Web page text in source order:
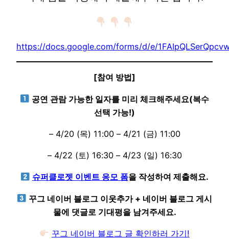
https://docs.google.com/forms/d/e/
[참여 방법]
공연 관람 가능한 일자를 미리 체크해주세요(복수
선택 가능!)
– 4/20 (목) 11:00 – 4/21 (금) 11:00
– 4/22 (토) 16:30 – 4/23 (일) 16:30
슈퍼클로젯 이벤트 응모 폼을 작성하여 제출해요.
꾸그 네이버 블로그 이웃추가 + 네이버 블로그 게시
물에 댓글로 기대평을 남겨주세요.
꾸그 네이버 블로그 글 확인하러 가기!